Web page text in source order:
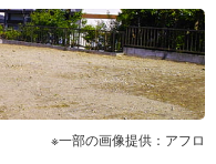
一部の画像提供：アフロ